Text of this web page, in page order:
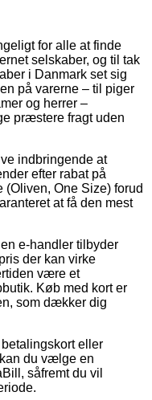
for alle at finde
selskaber, og til tak
i Danmark set sig
på varerne – til piger
og herrer –
præstere fragt uden
indbringende at
efter rabat på
(Oliven, One Size) forud
at få den mest
e-handler tilbyder
der kan virke
være et
Køb med kort er
som dækker dig
eller
du vælge en
såfremt du vil